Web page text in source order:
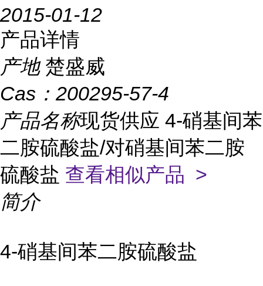
2015-01-12
产品详情
产地 楚盛威
Cas： 200295-57-4
产品名称现货供应 4-硝基间苯
二胺硫酸盐/对硝基间苯二胺
硫酸盐 查看相似产品 >
简介
4-硝基间苯二胺硫酸盐